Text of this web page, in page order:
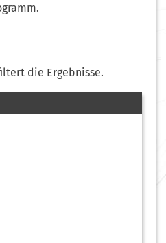
die Ergebnisse.